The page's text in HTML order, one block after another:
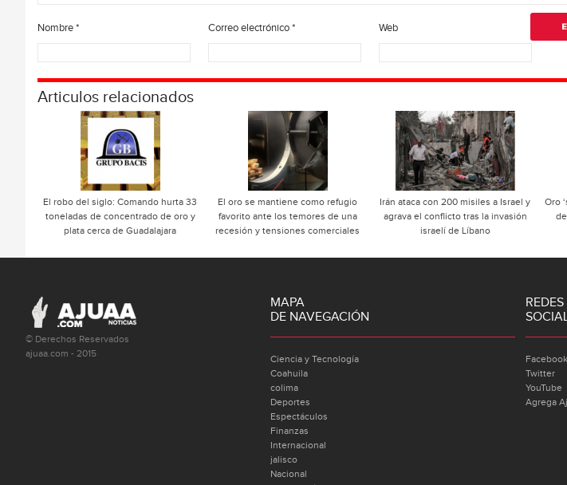
Nombre* Correo electrónico* Web
Articulos relacionados
El robo del siglo: Comando hurta 33
toneladas de concentrado de oro y
plata cerca de Guadalajara
El oro se mantiene como refugio
favorito ante los temores de una
recesión y tensiones comerciales
Irán ataca con 200 misiles a Israel y
agrava el conflicto tras la invasión
israelí de Líbano
Oro
© Derechos Reservados
ajuaa.com - 2015
MAPA
DE NAVEGACIÓN
Ciencia y Tecnología
Coahuila
colima
Deportes
Espectáculos
Finanzas
Internacional
jalisco
Nacional
REDES
Facebook
Twitter
YouTube
Agrega